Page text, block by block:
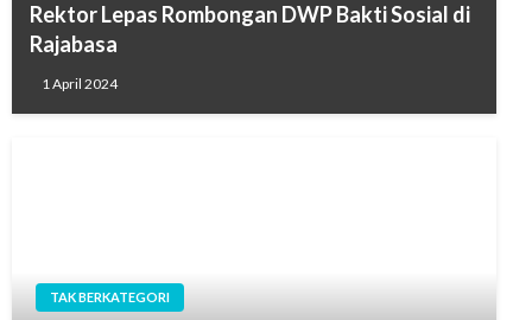
Rektor Lepas Rombongan DWP Bakti Sosial di
Rajabasa
1 April 2024
TAK BERKATEGORI